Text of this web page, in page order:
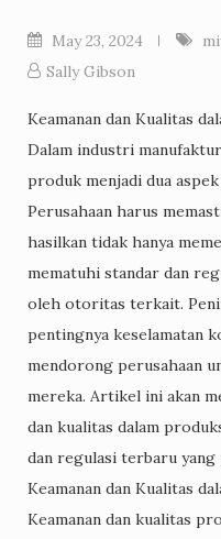
May 23, 2024
Sally Gibson
Keamanan dan Kualitas
Dalam industri
produk menjadi dua
Perusahaan harus
hasilkan tidak hanya
mematuhi standar dan
oleh otoritas terkait.
pentingnya keselamatan
mendorong perusahaan
mereka. Artikel ini akan
dan kualitas dalam
dan regulasi terbaru
Keamanan dan Kualitas
Keamanan dan kualitas